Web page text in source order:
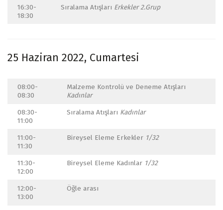
16:30-
18:30
Sıralama Atışları Erkekler 2.Grup
25 Haziran 2022, Cumartesi
08:00-
08:30
Malzeme Kontrolü ve Deneme Atışları
Kadınlar
08:30-
11:00
Sıralama Atışları Kadınlar
11:00-
11:30
Bireysel Eleme Erkekler 1/32
11:30-
12:00
Bireysel Eleme Kadınlar 1/32
12:00-
13:00
Öğle arası